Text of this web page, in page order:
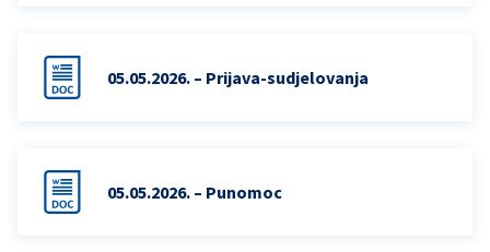
05.05.2026. – Prijava-sudjelovanja
05.05.2026. – Punomoc